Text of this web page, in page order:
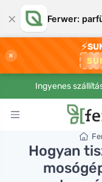
× Ferwer:
×
⚡
Ingyenes
Hogyan